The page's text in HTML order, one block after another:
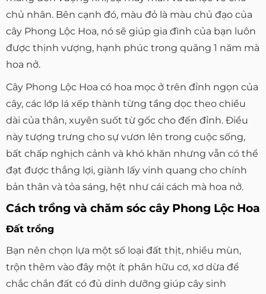
chủ nhân. Bên cạnh đó, màu đỏ là màu chủ đạo của
cây Phong Lộc Hoa, nó sẽ giúp gia đình của bạn luôn
được thịnh vượng, hạnh phúc trong quãng 1 năm mà
hoa nở.
Cây Phong Lộc Hoa có hoa mọc ở trên đỉnh ngọn của
cây, các lớp lá xếp thành từng tầng dọc theo chiều
dài của thân, xuyên suốt từ gốc cho đến đỉnh. Điều
này tượng trưng cho sự vươn lên trong cuộc sống,
bất chấp nghịch cảnh và khó khăn nhưng vẫn có thể
đạt được thắng lợi, giành lấy vinh quang cho chính
bản thân và tỏa sáng, hệt như cái cách mà hoa nở.
Cách trồng và chăm sóc cây Phong Lộc Hoa
Đất trồng
Bạn nên chọn lựa một số loại đất thịt, nhiều mùn,
trộn thêm vào đây một ít phân hữu cơ, xơ dừa để
chắc chắn đất có đủ dinh dưỡng giúp cây sinh